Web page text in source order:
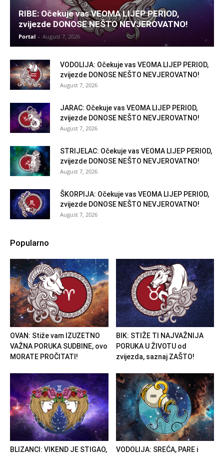
RIBE: Očekuje vas VEOMA LIJEP PERIOD,
zvijezde DONOSE NEŠTO NEVJEROVATNO!
Portal - August 7, 2026
VODOLIJA: Očekuje vas VEOMA LIJEP PERIOD,
zvijezde DONOSE NEŠTO NEVJEROVATNO!
August 7, 2026
JARAC: Očekuje vas VEOMA LIJEP PERIOD,
zvijezde DONOSE NEŠTO NEVJEROVATNO!
August 7, 2026
STRIJELAC: Očekuje vas VEOMA LIJEP PERIOD,
zvijezde DONOSE NEŠTO NEVJEROVATNO!
August 7, 2026
ŠKORPIJA: Očekuje vas VEOMA LIJEP PERIOD,
zvijezde DONOSE NEŠTO NEVJEROVATNO!
August 7, 2026
Popularno
OVAN: Stiže vam IZUZETNO
VAŽNA PORUKA SUDBINE, ovo
MORATE PROČITATI!
BIK: STIŽE TI NAJVAŽNIJA
PORUKA U ŽIVOTU od
zvijezda, saznaj ZAŠTO!
BLIZANCI: VIKEND JE STIGAO,
VODOLIJA: SREĆA, PARE i